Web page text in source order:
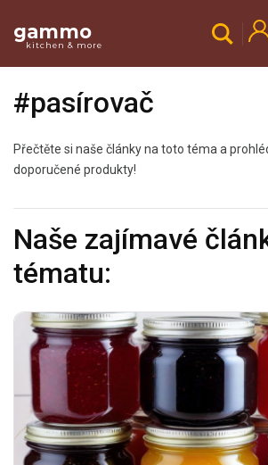
gammo
kitchen & more
#pasírovač
Přečtěte si naše články na toto téma a
doporučené produkty!
Naše zajímavé
tématu: